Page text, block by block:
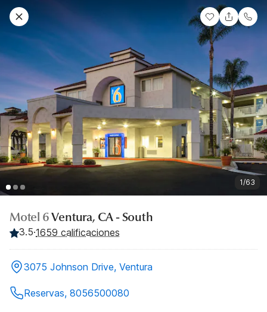
1/63
Motel 6Ventura, CA - South
3.5·1659 calificaciones
3075 Johnson Drive, Ventura
Reservas, 8056500080